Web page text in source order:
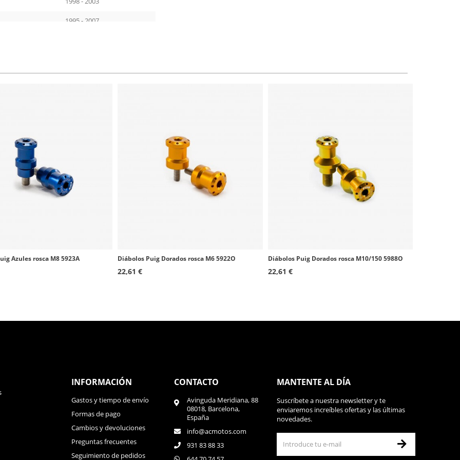
1995 - 2007
1997 - 2006
1999 - 2017
2004 - 2016
2002 - 2005
2003 - 2005
Azules rosca M8 5923A Diábolos Puig Dorados rosca M6 5922O
22,61 €
Diábolos Puig Dorados rosca M10/150 5988O
22,61 €
INFORMACIÓN
Gastos y tiempo de envío
Formas de pago
Cambios y devoluciones
Preguntas frecuentes
Seguimiento de pedidos
CONTACTO
Avinguda Meridiana, 88
08018, Barcelona,
España
info@acmotos.com
931 83 88 33
MANTENTE AL DÍA
Suscríbete a nuestra newsletter y te
enviaremos increíbles ofertas y las últimas
novedades.